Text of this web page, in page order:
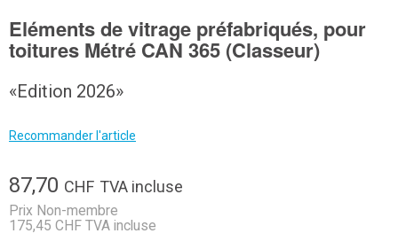
Eléments de vitrage préfabriqués, pour
toitures Métré CAN 365 (Classeur)
«Edition 2026»
Recommander l'article
87,70 CHF TVA incluse
Prix Non-membre
175,45 CHF TVA incluse